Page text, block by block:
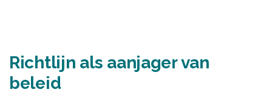
Richtlijn als aanjager van
beleid